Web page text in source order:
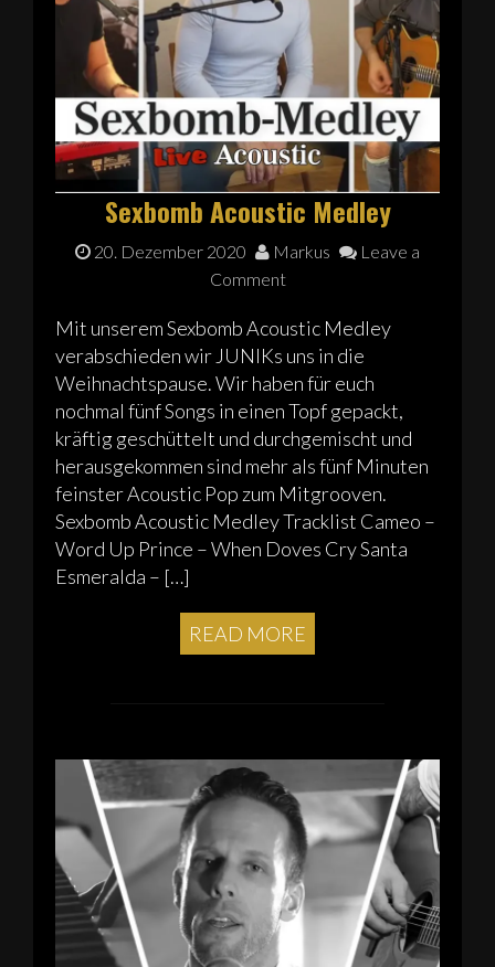
Sexbomb Acoustic Medley
20. Dezember 2020 Markus
Leave a
Comment
Mit unserem Sexbomb Acoustic Medley
verabschieden wir JUNIKs uns in die
Weihnachtspause. Wir haben für euch
nochmal fünf Songs in einen Topf gepackt,
kräftig geschüttelt und durchgemischt und
herausgekommen sind mehr als fünf Minuten
feinster Acoustic Pop zum Mitgrooven.
Sexbomb Acoustic Medley Tracklist Cameo –
Word Up Prince – When Doves Cry Santa
Esmeralda – […]
READ MORE